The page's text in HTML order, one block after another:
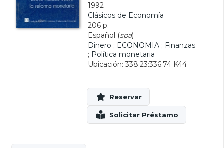
1992
Clásicos de Economía
206 p.
Español (spa)
Dinero ; ECONOMIA ; Finanzas
; Política monetaria
Ubicación: 338.23:336.74 K44